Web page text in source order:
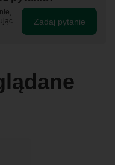
Zadaj pytanie